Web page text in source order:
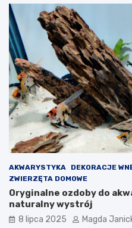
AKWARYSTYKA DEKORACJE
ZWIERZĘTA DOMOWE
Oryginalne ozdoby do
naturalny wystrój
8 lipca 2025 Magda